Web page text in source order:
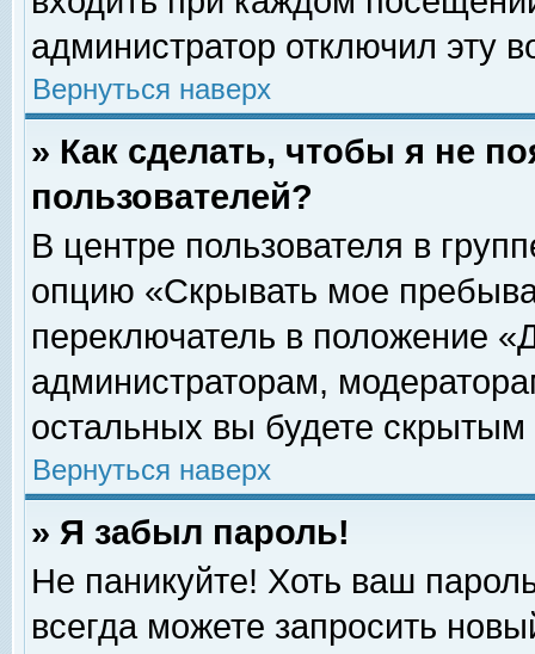
администратор отключил эту
Вернуться наверх
» Как сделать, чтобы я не
пользователей?
В центре пользователя в
опцию «Скрывать мое
переключатель в положение
администраторам,
остальных вы будете скрытым
Вернуться наверх
» Я забыл пароль!
Не паникуйте! Хоть ваш
всегда можете запросить